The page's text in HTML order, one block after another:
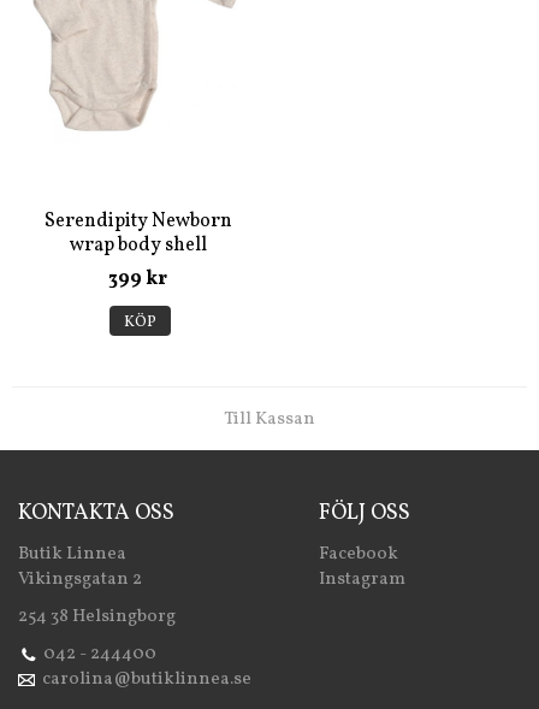
Serendipity Newborn
wrap body shell
399 kr
KÖP
Till Kassan
KONTAKTA OSS
Butik Linnea
Vikingsgatan 2
254 38 Helsingborg
042 - 244400
carolina@butiklinnea.se
FÖLJ OSS
Facebook
Instagram